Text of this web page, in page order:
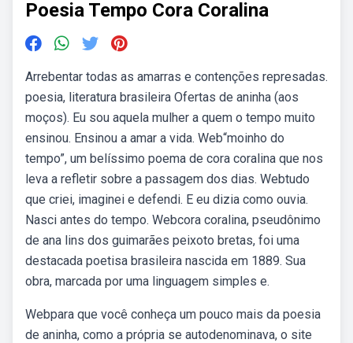
Poesia Tempo Cora Coralina
Arrebentar todas as amarras e contenções represadas.
poesia, literatura brasileira Ofertas de aninha (aos
moços). Eu sou aquela mulher a quem o tempo muito
ensinou. Ensinou a amar a vida. Web“moinho do
tempo”, um belíssimo poema de cora coralina que nos
leva a refletir sobre a passagem dos dias. Webtudo
que criei, imaginei e defendi. E eu dizia como ouvia.
Nasci antes do tempo. Webcora coralina, pseudônimo
de ana lins dos guimarães peixoto bretas, foi uma
destacada poetisa brasileira nascida em 1889. Sua
obra, marcada por uma linguagem simples e.
Webpara que você conheça um pouco mais da poesia
de aninha, como a própria se autodenominava, o site